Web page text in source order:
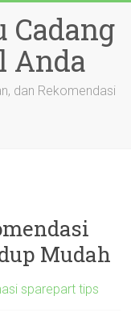
Cadang
Anda
dan Rekomendasi
Mudah
sparepart tips